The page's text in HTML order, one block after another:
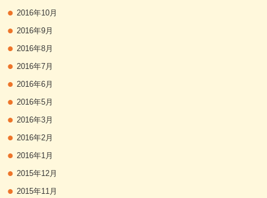
2016年10月
2016年9月
2016年8月
2016年7月
2016年6月
2016年5月
2016年3月
2016年2月
2016年1月
2015年12月
2015年11月